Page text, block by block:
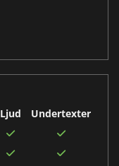
Ljud
Undertexter